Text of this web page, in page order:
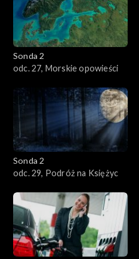
Sonda 2
odc. 27, Morskie opowieści
Sonda 2
odc. 29, Podróż na Księżyc